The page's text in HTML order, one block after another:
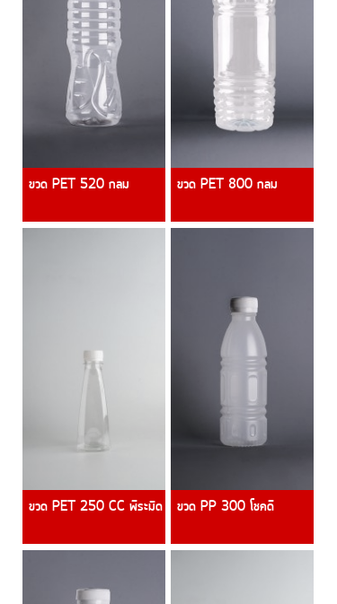
ขวด PET 520 กลม ขวด PET 800 กลม
ขวด PET 250 CC พีระมิด ขวด PP 300 โชคดี